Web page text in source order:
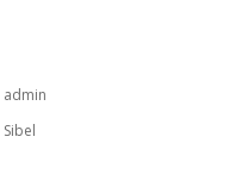
admin
Sibel